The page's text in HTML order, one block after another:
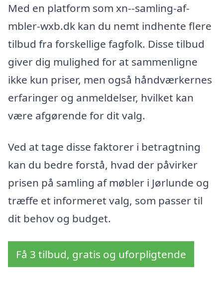
Med en platform som xn--samling-af-
mbler-wxb.dk kan du nemt indhente flere
tilbud fra forskellige fagfolk. Disse tilbud
giver dig mulighed for at sammenligne
ikke kun priser, men også håndværkernes
erfaringer og anmeldelser, hvilket kan
være afgørende for dit valg.
Ved at tage disse faktorer i betragtning
kan du bedre forstå, hvad der påvirker
prisen på samling af møbler i Jørlunde og
træffe et informeret valg, som passer til
dit behov og budget.
Få 3 tilbud, gratis og uforpligtende